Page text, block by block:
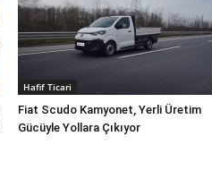
Hafif Ticari
Fiat Scudo Kamyonet, Yerli Üretim
Gücüyle Yollara Çıkıyor